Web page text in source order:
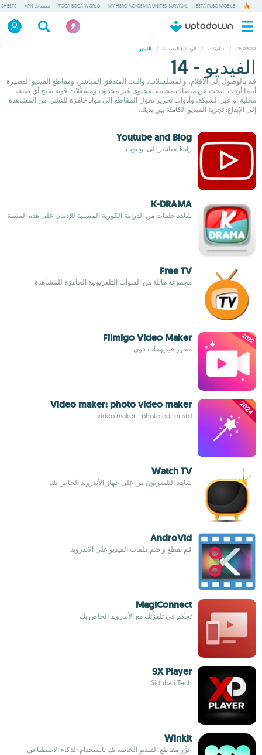
BETA PUBG MOBILE
MY HERO ACADEMIA UNITED SURVIVAL
TOCA BOCA WORLD تطبيقات VPN
ANDROID
/ تطبيقات / الوسائط المتعددة / الفيديو
الفيديو - 14
قم بالوصول إلى الأفلام، والمسلسلات، والبث المتدفق المباشر، ومقاطع الفيديو القصيرة
أينما أردت. ابحث عن منصات مجانية بمحتوى غير محدود، ومشغِّلات قوية تفتح أي صيغة
محلية أو عبر الشبكة، وأدوات تحرير تحول المقاطع إلى مواد جاهزة للنشر. من المشاهدة
إلى الإبداع: تجربة الفيديو الكاملة بين يديك.
Youtube and Blog
رابط مباشر إلى يوتيوب
K-DRAMA
شاهد حلقات من الدرامة الكورية المسببة للإدمان على هذه المنصة
Free TV
مجموعة هائلة من القنوات التلفزيونية الجاهزة للمشاهدة
Filmigo Video Maker
محرر فيديوهات قوي
Video maker: photo video maker
video maker - photo editor std
Watch TV
شاهد التليفزيون من على جهاز الأندرويد الخاص بك
AndroVid
قم بقطع و ضم ملفات الفيديو على الأندرويد
MagiConnect
تحكم في تلفزتك مع الأندرويد الخاص بك
9X Player
Sidhbali Tech
Winkit
عزِّز مقاطع الفيديو الخاصة بك باستخدام الذكاء الاصطناعي